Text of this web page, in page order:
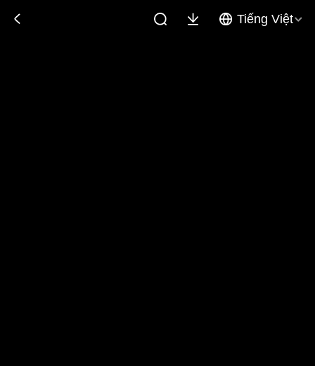
Tiếng Việt